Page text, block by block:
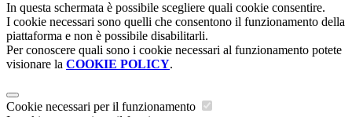
In questa schermata è possibile scegliere quali cookie consentire.
I cookie necessari sono quelli che consentono il funzionamento della
piattaforma e non è possibile disabilitarli.
Per conoscere quali sono i cookie necessari al funzionamento potete
visionare la COOKIE POLICY.
Cookie necessari per il funzionamento